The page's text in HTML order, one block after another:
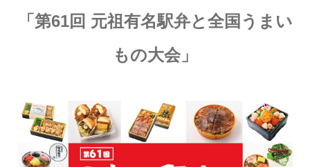
「第61回 元祖有名駅弁と全国うまい
もの大会」